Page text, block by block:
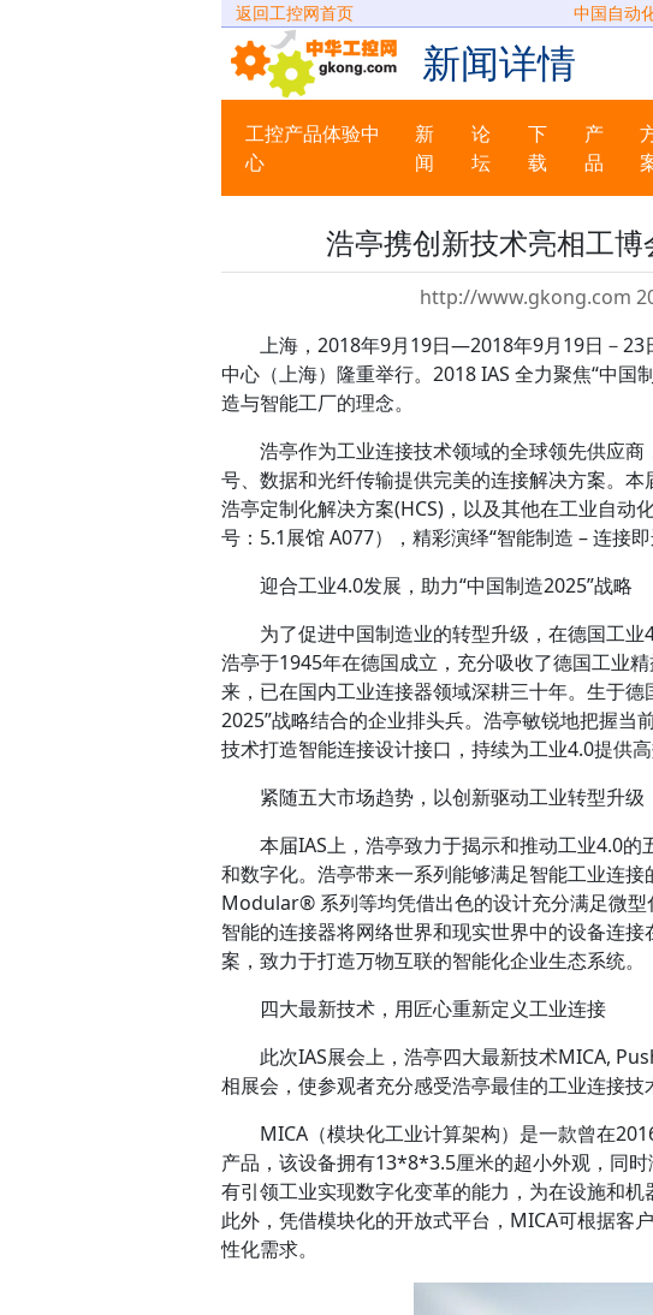
返回工控网首页 中国自动
新闻详情
工控产品体验中
心
新
闻
论
坛
下
载
产
品
浩亭携创新技术亮相工博
http://www.gkong.com
上海，2018年9月19日—2018年9月19日－23
中心（上海）隆重举行。2018 IAS 全力聚焦“中国
造与智能工厂的理念。
浩亭作为工业连接技术领域的全球领先供应
号、数据和光纤传输提供完美的连接解决方案。
浩亭定制化解决方案(HCS)，以及其他在工业自动
号：5.1展馆 A077），精彩演绎“智能制造 – 连接即
迎合工业4.0发展，助力“中国制造2025”战略
为了促进中国制造业的转型升级，在德国工业
浩亭于1945年在德国成立，充分吸收了德国工业
来，已在国内工业连接器领域深耕三十年。生于
2025”战略结合的企业排头兵。浩亭敏锐地把握当
技术打造智能连接设计接口，持续为工业4.0提供
紧随五大市场趋势，以创新驱动工业转型升级
本届IAS上，浩亭致力于揭示和推动工业4.0
和数字化。浩亭带来一系列能够满足智能工业连
Modular® 系列等均凭借出色的设计充分满足微型
智能的连接器将网络世界和现实世界中的设备连
案，致力于打造万物互联的智能化企业生态系统。
四大最新技术，用匠心重新定义工业连接
此次IAS展会上，浩亭四大最新技术MICA,
相展会，使参观者充分感受浩亭最佳的工业连接技
MICA（模块化工业计算架构）是一款曾在
产品，该设备拥有13*8*3.5厘米的超小外观，同
有引领工业实现数字化变革的能力，为在设施和机
此外，凭借模块化的开放式平台，MICA可根据客
性化需求。